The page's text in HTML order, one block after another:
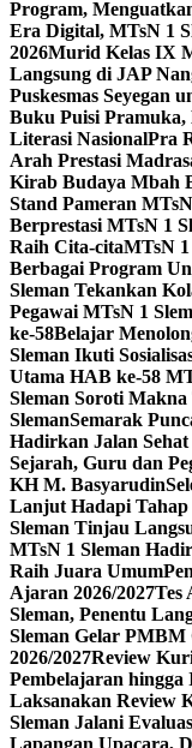
Program,
Era Digital, MTsN 1
2026Murid Kelas IX
Langsung di JAP
Puskesmas Seyegan
Buku Puisi Pramuka,
Literasi NasionalPra
Arah Prestasi
Kirab Budaya Mbah
Stand Pameran
Berprestasi MTsN 1
Raih Cita-citaMTsN
Berbagai Program
Sleman Tekankan
Pegawai MTsN 1
ke-58Belajar
Sleman Ikuti
Utama HAB ke-58
Sleman Soroti
SlemanSemarak
Hadirkan Jalan
Sejarah, Guru dan
KH M. Basyarudin
Lanjut Hadapi
Sleman Tinjau
MTsN 1 Sleman
Raih Juara Umum
Ajaran 2026/2027Tes
Sleman, Penentu
Sleman Gelar PMBM
2026/2027Review
Pembelajaran
Laksanakan Review
Sleman Jalani
Lapangan Upacara,